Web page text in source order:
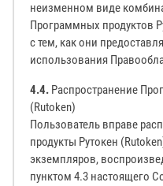
неизменном виде
Программных продуктов
с тем, как они
использования
4.4. Распространение
(Rutoken)
Пользователь вправе
продукты Рутокен
экземпляров,
пунктом 4.3 настоящего